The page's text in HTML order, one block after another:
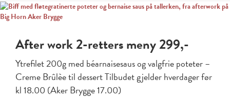
After work 2-retters meny 299,-
Ytrefilet 200g med béarnaisesaus og valgfrie poteter –
Creme Brûlèe til dessert Tilbudet gjelder hverdager før
kl 18.00 (Aker Brygge 17.00)